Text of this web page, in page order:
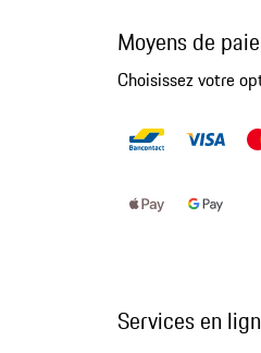
Moyens de
Choisissez votre
Services en